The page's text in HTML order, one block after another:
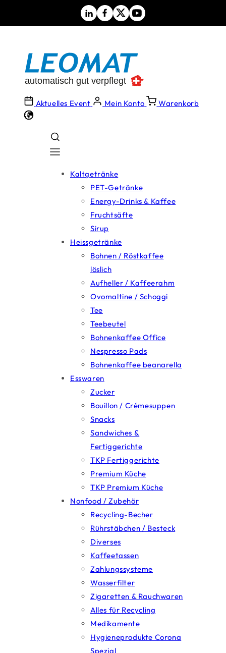
Aktuelles Event Mein Konto Warenkorb
Kaltgetränke
PET-Getränke
Energy-Drinks & Kaffee
Fruchtsäfte
Sirup
Heissgetränke
Bohnen / Röstkaffee
löslich
Aufheller / Kaffeerahm
Ovomaltine / Schoggi
Tee
Teebeutel
Bohnenkaffee Office
Nespresso Pads
Bohnenkaffee beanarella
Esswaren
Zucker
Bouillon / Crémesuppen
Snacks
Sandwiches &
Fertiggerichte
TKP Fertiggerichte
Premium Küche
TKP Premium Küche
Nonfood / Zubehör
Recycling-Becher
Rührstäbchen / Besteck
Diverses
Kaffeetassen
Zahlungssysteme
Wasserfilter
Zigaretten & Rauchwaren
Alles für Recycling
Medikamente
Hygieneprodukte Corona
Spezial